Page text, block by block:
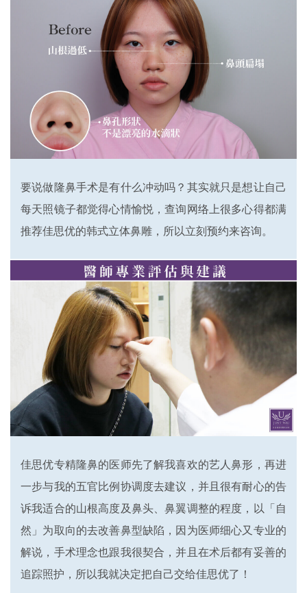
要说做隆鼻手术是有什么冲动吗？其实就只是想让自己
每天照镜子都觉得心情愉悦，查询网络上很多心得都满
推荐佳思优的韩式立体鼻雕，所以立刻预约来咨询。
佳思优专精隆鼻的医师先了解我喜欢的艺人鼻形，再进
一步与我的五官比例协调度去建议，并且很有耐心的告
诉我适合的山根高度及鼻头、鼻翼调整的程度，以「自
然」为取向的去改善鼻型缺陷，因为医师细心又专业的
解说，手术理念也跟我很契合，并且在术后都有妥善的
追踪照护，所以我就决定把自己交给佳思优了！